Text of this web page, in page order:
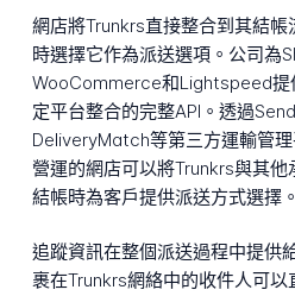
網店將Trunkrs直接整合到其結
時選擇它作為派送選項。公司為
WooCommerce和Lightspeed提
定平台整合的完整API。透過
DeliveryMatch等第三方運輸管
營運的網店可以將Trunkrs與其
結帳時為客戶提供派送方式選擇。
追蹤資訊在整個派送過程中提供
裹在Trunkrs網絡中的收件人可